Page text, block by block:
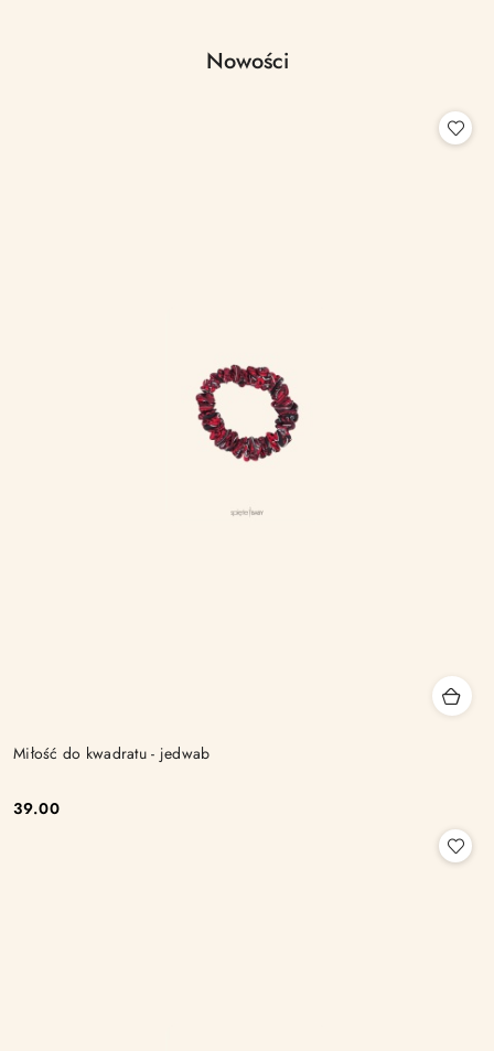
Pomiń karuzelę produktów
Produkty
Nowości
Miłość do kwadratu - jedwab
Cena:
39.00